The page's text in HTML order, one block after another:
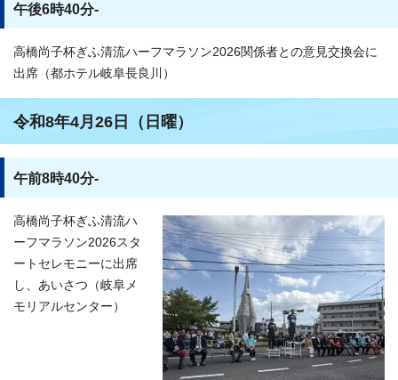
午後6時40分-
高橋尚子杯ぎふ清流ハーフマラソン2026関係者との意見交換会に
出席（都ホテル岐阜長良川）
令和8年4月26日（日曜）
午前8時40分-
高橋尚子杯ぎふ清流ハ
ーフマラソン2026スタ
ートセレモニーに出席
し、あいさつ（岐阜メ
モリアルセンター）